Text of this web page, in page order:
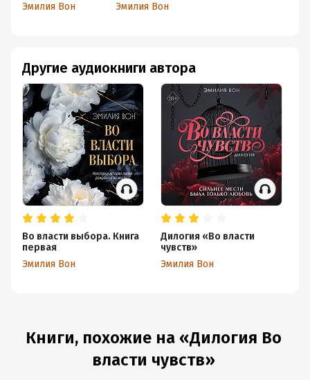
Эмилия Вон
Эмилия Вон
Другие аудиокниги автора
Во власти выбора. Книга
первая
Эмилия Вон
Дилогия «Во власти
чувств»
Эмилия Вон
Книги, похожие на «Дилогия Во
власти чувств»